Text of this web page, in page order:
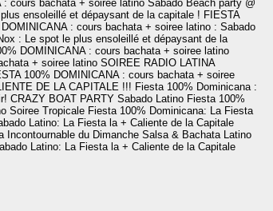
: cours bachata + soiree latino Sabado Beach party @
ensoleillé et dépaysant de la capitale ! FIESTA
: cours bachata + soiree latino : Sabado
: Le spot le plus ensoleillé et dépaysant de la
DOMINICANA : cours bachata + soiree latino
+ soiree latino SOIREE RADIO LATINA
100% DOMINICANA : cours bachata + soiree
DE LA CAPITALE !!! Fiesta 100% Dominicana :
CRAZY BOAT PARTY Sabado Latino Fiesta 100%
Soiree Tropicale Fiesta 100% Dominicana: La Fiesta
Latino: La Fiesta la + Caliente de la Capitale
Incontournable du Dimanche Salsa & Bachata
Latino
Latino: La Fiesta la + Caliente de la Capitale